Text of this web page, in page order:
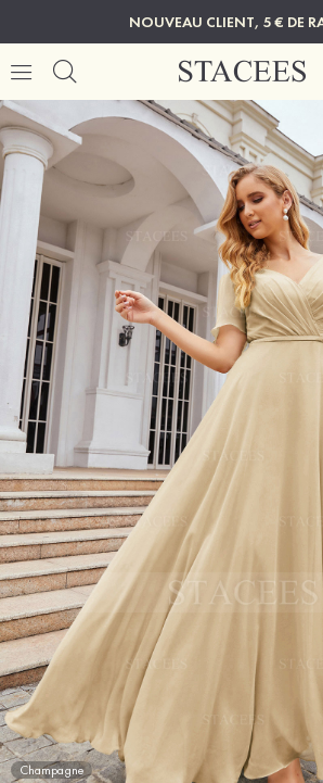
NOUVEAU CLIENT, 5 € DE
Champagne